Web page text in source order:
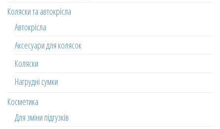
Коляски та автокрісла
Автокрісла
Аксесуари для колясок
Коляски
Нагрудні сумки
Косметика
Для зміни підгузків